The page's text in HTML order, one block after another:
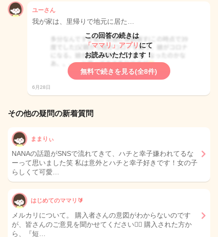
ユーさん
我が家は、里帰りで地元に居た…
この回答の続きは
「ママリ」アプリ にて
お読みいただけます！
無料で続きを見る(全8件)
6月28日
その他の疑問の新着質問
ままりぃ
NANAの話題がSNSで流れてきて、ハチと幸子嫌われてるな
ーって思いました笑 私は意外とハチと幸子好きです！女の子
らしくて可愛…
はじめてのママリ🔰
メルカリについて。 購入者さんの意図がわからないのです
が、皆さんのご意見を聞かせてください🙇‍♀️ 購入された方か
ら、『短…